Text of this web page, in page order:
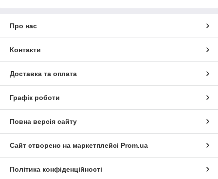
Про нас
Контакти
Доставка та оплата
Графік роботи
Повна версія сайту
Сайт створено на маркетплейсі Prom.ua
Політика конфіденційності